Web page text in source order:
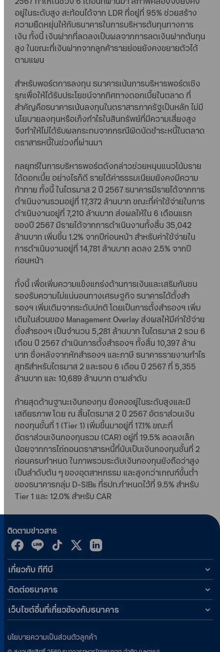
อยู่ในระดับสูง สะท้อนได้จาก LDR ที่อยู่ที่ 95% ช่วยสร้าง
ความยืดหยุ่นให้กับธนาคารในการบริหารต้นทุนทางการ
เงิน ทั้งนี้ เงินฝากที่ลดลงเป็นผลจากการลดเงินฝากต้นทุน
สูง ในขณะที่เงินฝากจากลูกค้ารายย่อยยังคงขยายตัวได้
ตามแผน
สำหรับพอร์ตการลงทุน ธนาคารเน้นการบริหารพอร์ตเชิง
รุกเพื่อให้ได้รับประโยชน์จากทิศทางดอกเบี้ยในตลาด ที่
สำคัญคือธนาคารเน้นลงทุนในตราสารภาครัฐเป็นหลัก ไม่มี
นโยบายลงทุนหรือเก็งกำไรในสินทรัพย์ที่มีความเสี่ยงสูง
จึงทำให้ไม่ได้รับผลกระทบจากกรณีผิดนัดชำระหนี้ในตลาด
ตราสารหนี้ในช่วงที่ผ่านมา
กลยุทธ์ในการบริหารพอร์ตดังกล่าวช่วยหนุนแนวโน้มราย
ได้ดอกเบี้ย อย่างไรก็ดี รายได้ค่าธรรมเนียมยังคงมีความ
ท้าทาย ทั้งนี้ ในไตรมาส 2 ปี 2567 ธนาคารมีรายได้จากการ
ดำเนินงานรวมอยู่ที่ 17,372 ล้านบาท ขณะที่ค่าใช้จ่ายในการ
ดำเนินงานอยู่ที่ 7,210 ล้านบาท ส่งผลให้ใน 6 เดือนแรก
ของปี 2567 มีรายได้จากการดำเนินงานทั้งสิ้น 35,042
ล้านบาท เพิ่มขึ้น 1.2% จากปีก่อนหน้า สำหรับค่าใช้จ่ายใน
การดำเนินงานอยู่ที่ 14,781 ล้านบาท ลดลง 2.5% จากปี
ก่อนหน้า
ทั้งนี้ เพื่อเพิ่มความแข็งแกร่งด้านการเงินและเสริมกันชน
รองรับความไม่แน่นอนทางเศรษฐกิจ ธนาคารได้ตั้งสำ
รองฯ เพิ่มเติมจากระดับปกติ โดยเป็นการตั้งสำรองฯ เพิ่ม
เติมในส่วนของ Management Overlay ส่งผลให้มีค่าใช้จ่าย
ตั้งสำรองฯ เป็นจำนวน 5,281 ล้านบาท ในไตรมาส 2 รวม 6
เดือน ปี 2567 ดำเนินการตั้งสำรองฯ ทั้งสิ้น 10,397 ล้าน
บาท ซึ่งหลังจากหักสำรองฯ และภาษี ธนาคารรายงานกำไร
สุทธิสำหรับไตรมาส 2 และรอบ 6 เดือน ปี 2567 ที่ 5,355
ล้านบาท และ 10,689 ล้านบาท ตามลำดับ
ท้ายสุดด้านฐานะเงินกองทุน ยังคงอยู่ในระดับสูงและมี
เสถียรภาพ โดย ณ สิ้นไตรมาส 2 ปี 2567 อัตราส่วนเงิน
กองทุนชั้นที่ 1 (Tier 1) เพิ่มขึ้นมาอยู่ที่ 17.1% ขณะที่
อัตราส่วนเงินกองทุนรวม (CAR) อยู่ที่ 19.5% ลดลงเล็ก
น้อยจากการไถ่ถอนตราสารหนี้ที่นับเป็นเงินกองทุนชั้นที่ 2
ก่อนครบกำหนด ในภาพรวมระดับเงินกองทุนยังถือว่าสูง
เป็นลำดับต้น ๆ ของอุตสาหกรรม และสูงกว่าเกณฑ์ขั้นต่ำ
ของธนาคารกลุ่ม D-SIBs ที่ธปท.กำหนดไว้ที่ 9.5% สำหรับ
Tier 1 และ 12.0% สำหรับ CAR
ติดตามข่าวสาร
เกี่ยวกับ ทีทีบี
ติดต่อธนาคาร
เว็บไซต์อื่นที่เกี่ยวข้องกับธนาคาร
นโยบายความเป็นส่วนตัวลูกค้า